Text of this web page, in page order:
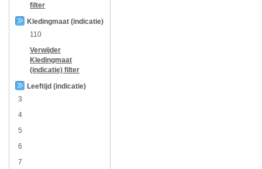
filter
Kledingmaat (indicatie)
110
Verwijder
Kledingmaat
(indicatie) filter
Leeftijd (indicatie)
3
4
5
6
7